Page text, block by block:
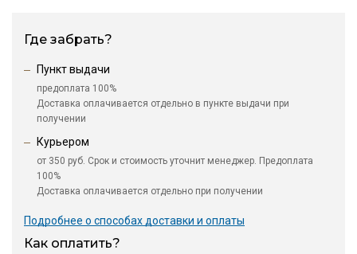
Где забрать?
Пункт выдачи
предоплата 100%
Доставка оплачивается отдельно в пункте выдачи при
получении
Курьером
от 350 руб. Срок и стоимость уточнит менеджер. Предоплата
100%
Доставка оплачивается отдельно при получении
Подробнее о способах доставки и оплаты
Как оплатить?